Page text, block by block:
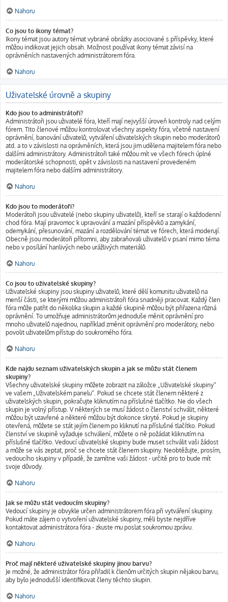
Nahoru
Co jsou to ikony témat?
Ikony témat jsou autory témat vybrané obrázky asociované s příspěvky, které
můžou indikovat jejich obsah. Možnost používat ikony témat závisí na
oprávněních nastavených administrátorem fóra.
Nahoru
Uživatelské úrovně a skupiny
Kdo jsou to administrátoři?
Administrátoři jsou uživatelé fóra, kteří mají nejvyšší úroveň kontroly nad celým
fórem. Tito členové můžou kontrolovat všechny aspekty fóra, včetně nastavení
oprávnění, banování uživatelů, vytváření uživatelských skupin nebo moderátorů
atd. a to v závislosti na oprávněních, která jsou jim udělena majitelem fóra nebo
dalšími administrátory. Administrátoři také můžou mít ve všech fórech úplné
moderátorské schopnosti, opět v závislosti na nastavení provedeném
majitelem fóra nebo dalšími administrátory.
Nahoru
Kdo jsou to moderátoři?
Moderátoři jsou uživatelé (nebo skupiny uživatelů), kteří se starají o každodenní
chod fóra. Mají pravomoc k upravování a mazání příspěvků a zamykání,
odemykání, přesunování, mazání a rozdělování témat ve fórech, která moderují.
Obecně jsou moderátoři přítomni, aby zabraňovali uživatelů v psaní mimo téma
nebo v posílání hanlivých nebo urážlivých materiálů.
Nahoru
Co jsou to uživatelské skupiny?
Uživatelské skupiny jsou skupiny uživatelů, které dělí komunitu uživatelů na
menší části, se kterými můžou administrátoři fóra snadněji pracovat. Každý člen
fóra může patřit do několika skupin a každé skupině můžou být přiřazena různá
oprávnění. To umožňuje administrátorům jednoduše měnit oprávnění pro
mnoho uživatelů najednou, například změnit oprávnění pro moderátory, nebo
povolit uživatelům přístup do soukromého fóra.
Nahoru
Kde najdu seznam uživatelských skupin a jak se můžu stát členem
skupiny?
Všechny uživatelské skupiny můžete zobrazit na záložce „Uživatelské skupiny“
ve vašem „Uživatelském panelu“. Pokud se chcete stát členem některé z
uživatelských skupin, pokračujte kliknutím na příslušné tlačítko. Ne do všech
skupin je volný přístup. V některých se musí žádost o členství schválit, některé
můžou být uzavřené a některé můžou být dokonce skryté. Pokud je skupiny
otevřená, můžete se stát jejím členem po kliknutí na příslušné tlačítko. Pokud
členství ve skupině vyžaduje schválení, můžete o ně požádat kliknutím na
příslušné tlačítko. Vedoucí uživatelské skupiny bude muset schválit vaši žádost
a může se vás zeptat, proč se chcete stát členem skupiny. Neobtěžujte, prosím,
vedoucího skupiny v případě, že zamítne vaši žádost - určitě pro to bude mít
svoje důvody.
Nahoru
Jak se můžu stát vedoucím skupiny?
Vedoucí skupiny je obvykle určen administrátorem fóra při vytváření skupiny.
Pokud máte zájem o vytvoření uživatelské skupiny, měli byste nejdříve
kontaktovat administrátora fóra - zkuste mu poslat soukromou zprávu.
Nahoru
Proč mají některé uživatelské skupiny jinou barvu?
Je možné, že administrátor fóra přiřadil k členům určitých skupin nějakou barvu,
aby bylo jednodušší identifikovat členy těchto skupin.
Nahoru